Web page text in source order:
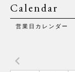
Calendar
営業日カレンダー